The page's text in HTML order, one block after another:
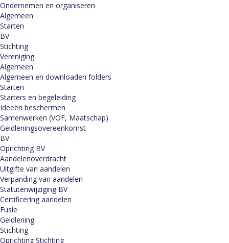
Ondernemen en organiseren
Algemeen
Starten
BV
Stichting
Vereniging
Algemeen
Algemeen en downloaden folders
Starten
Starters en begeleiding
Ideeën beschermen
Samenwerken (VOF, Maatschap)
Geldleningsovereenkomst
BV
Oprichting BV
Aandelenoverdracht
Uitgifte van aandelen
Verpanding van aandelen
Statutenwijziging BV
Certificering aandelen
Fusie
Geldlening
Stichting
Oprichting Stichting